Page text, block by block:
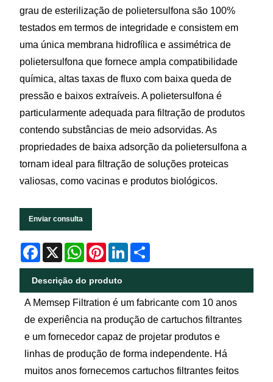
grau de esterilização de polietersulfona são 100%
testados em termos de integridade e consistem em
uma única membrana hidrofílica e assimétrica de
polietersulfona que fornece ampla compatibilidade
química, altas taxas de fluxo com baixa queda de
pressão e baixos extraíveis. A polietersulfona é
particularmente adequada para filtração de produtos
contendo substâncias de meio adsorvidas. As
propriedades de baixa adsorção da polietersulfona a
tornam ideal para filtração de soluções proteicas
valiosas, como vacinas e produtos biológicos.
Enviar consulta
Facebook
X WhatsApp
PinterestLinkedIn
Descrição do produto
A Memsep Filtration é um fabricante com 10 anos
de experiência na produção de cartuchos filtrantes
e um fornecedor capaz de projetar produtos e
linhas de produção de forma independente. Há
muitos anos fornecemos cartuchos filtrantes feitos